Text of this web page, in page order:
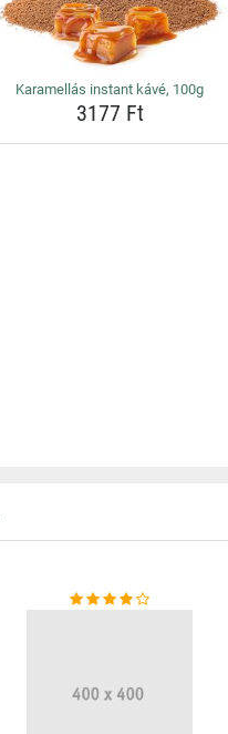
Karamellás instant kávé, 100g
3177 Ft